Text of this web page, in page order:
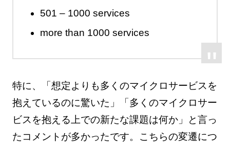
501 – 1000 services
more than 1000 services
特に、「想定よりも多くのマイクロサービスを
抱えているのに驚いた」「多くのマイクロサー
ビスを抱える上での新たな課題は何か」と言っ
たコメントが多かったです。こちらの変遷につ